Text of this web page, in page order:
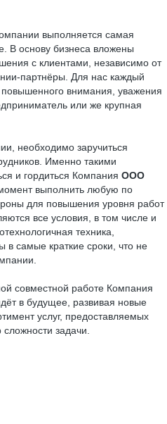
выполняется самая
В основу бизнеса вложены
с клиентами, независимо от
партнёры. Для нас каждый
повышенного внимания, уважения
или же крупная
необходимо заручиться
Именно такими
и гордиться Компания ООО
выполнить любую по
для повышения уровня работ
все условия, в том числе и
техника,
самые краткие сроки, что не
совместной работе Компания
в будущее, развивая новые
услуг, предоставляемых
задачи.